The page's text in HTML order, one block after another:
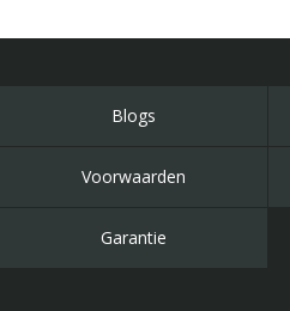
Blogs
Voorwaarden
Garantie